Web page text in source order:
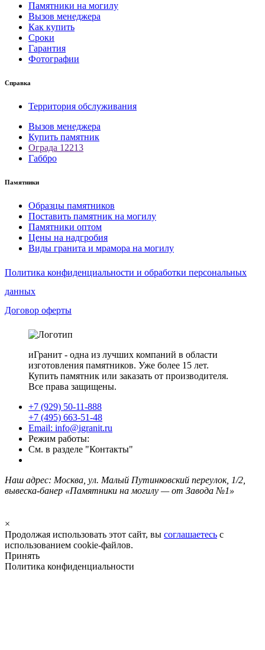
Памятники на могилу
Вызов менеджера
Как купить
Сроки
Гарантия
Фотографии
Справка
Территория обслуживания
Вызов менеджера
Купить памятник
Ограда 12213
Габбро
Памятники
Образцы памятников
Поставить памятник на могилу
Памятники оптом
Цены на надгробия
Виды гранита и мрамора на могилу
Политика конфиденциальности и обработки персональных
данных
Договор оферты
иГранит - одна из лучших компаний в области
изготовления памятников. Уже более 15 лет.
Купить памятник или заказать от производителя.
Все права защищены.
+7 (929) 50-11-888
+7 (495) 663-51-48
Email: info@igranit.ru
Режим работы:
См. в разделе "Контакты"
Наш адрес: Москва, ул. Малый Путинковский переулок, 1/2,
вывеска-банер «Памятники на могилу — от Завода №1»
×
Продолжая использовать этот сайт, вы соглашаетесь с
использованием cookie-файлов.
Принять
Политика конфиденциальности